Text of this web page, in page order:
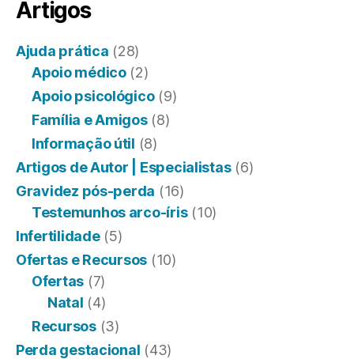
Artigos
Ajuda prática (28)
Apoio médico(2)
Apoio psicológico(9)
Família e Amigos(8)
Informação útil (8)
Artigos de Autor | Especialistas(6)
Gravidez pós-perda (16)
Testemunhos arco-íris(10)
Infertilidade(5)
Ofertas e Recursos (10)
Ofertas (7)
Natal (4)
Recursos(3)
Perda gestacional (43)